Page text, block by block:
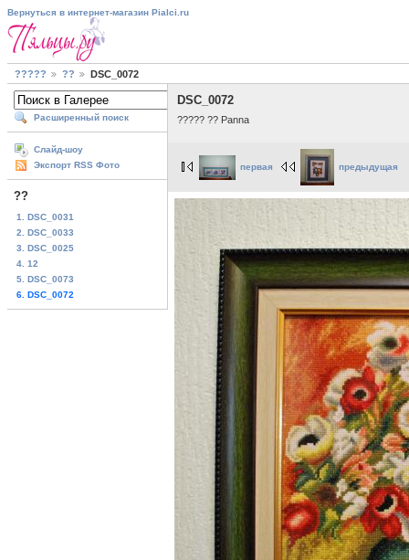
Вернуться в интернет-магазин Pialci.ru
????? ?? DSC_0072
Расширенный поиск
Слайд-шоу
Экспорт RSS Фото
??
1. DSC_0031
2. DSC_0033
3. DSC_0025
4. 12
5. DSC_0073
6. DSC_0072
DSC_0072
????? ?? Panna
первая предыдущая